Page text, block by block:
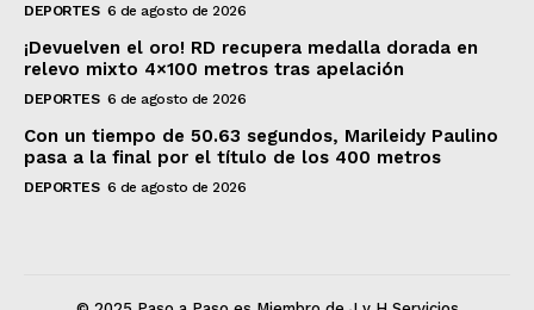
DEPORTES 6 de agosto de 2026
¡Devuelven el oro! RD recupera medalla dorada en
relevo mixto 4×100 metros tras apelación
DEPORTES 6 de agosto de 2026
Con un tiempo de 50.63 segundos, Marileidy Paulino
pasa a la final por el título de los 400 metros
DEPORTES 6 de agosto de 2026